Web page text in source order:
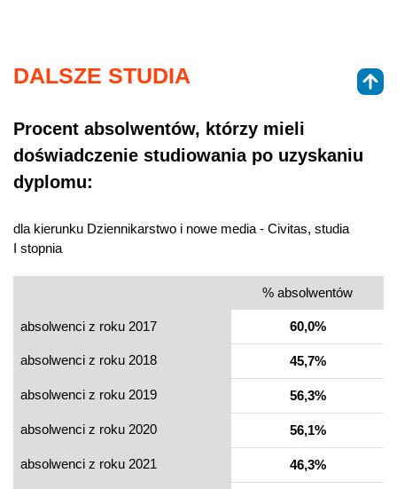
DALSZE STUDIA
Procent absolwentów, którzy mieli
doświadczenie studiowania po uzyskaniu
dyplomu:
dla kierunku Dziennikarstwo i nowe media - Civitas, studia
I stopnia
% absolwentów
absolwenci z roku 2017 60,0%
absolwenci z roku 2018 45,7%
absolwenci z roku 2019 56,3%
absolwenci z roku 2020 56,1%
absolwenci z roku 2021 46,3%